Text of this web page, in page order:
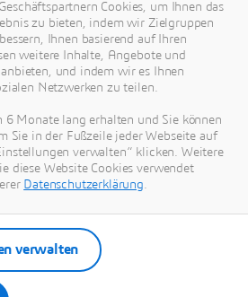
Gefahren durch
und Compliance
Cookies, um Ihnen das
zu bieten, indem wir Zielgruppen
Ihnen basierend auf Ihren
weitere Inhalte, Angebote und
und indem wir es Ihnen
Netzwerken zu teilen.
6 Monate lang erhalten und Sie können
Sie in der Fußzeile jeder Webseite auf
verwalten“ klicken. Weitere
diese Website Cookies verwendet
Datenschutzerklärung.
verwalten